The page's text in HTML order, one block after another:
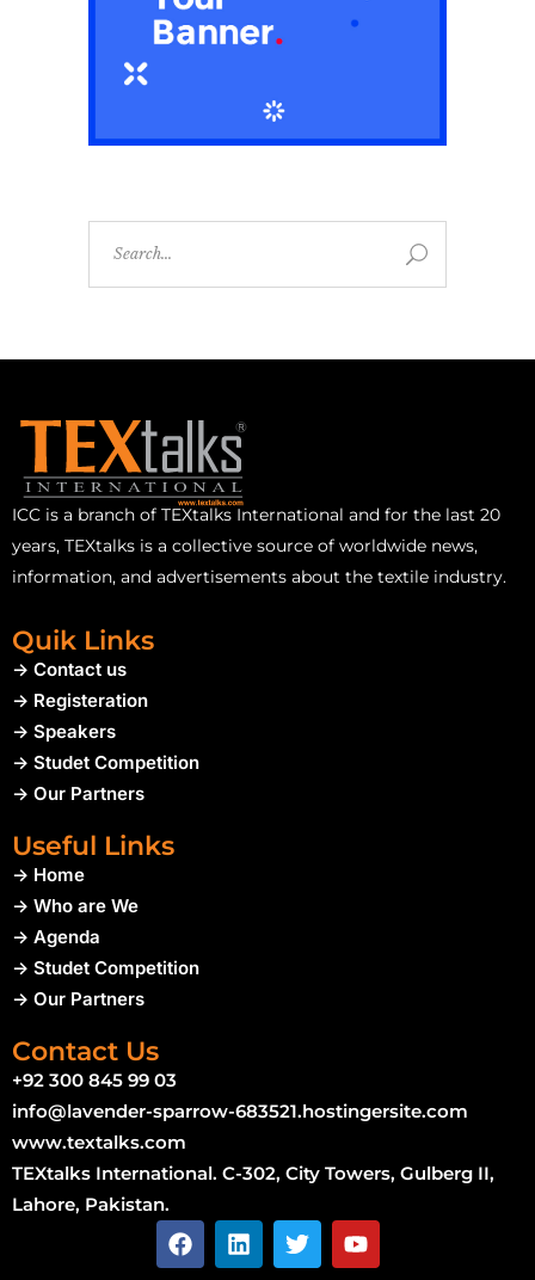
ICC is a branch of TEXtalks International and for the last 20
years, TEXtalks is a collective source of worldwide news,
information, and advertisements about the textile industry.
Quik Links
-> Contact us
-> Registeration
-> Speakers
-> Studet Competition
-> Our Partners
Useful Links
-> Home
-> Who are We
-> Agenda
-> Studet Competition
-> Our Partners
Contact Us
+92 300 845 99 03
info@lavender-sparrow-683521.hostingersite.com
www.textalks.com
TEXtalks International. C-302, City Towers, Gulberg II,
Lahore, Pakistan.